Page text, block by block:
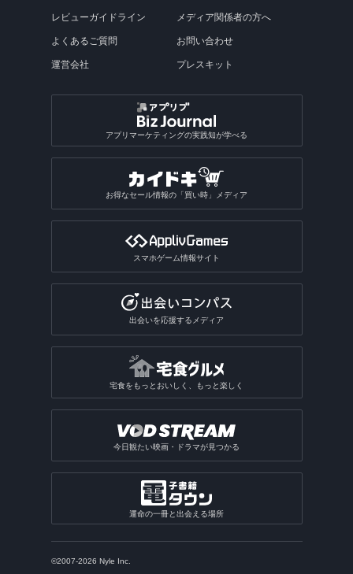
レビューガイドライン
よくあるご質問
運営会社
メディア関係者の方へ
お問い合わせ
プレスキット
アプリマーケティングの実践知が学べる
お得なセール情報の「買い時」メディア
スマホゲーム情報サイト
出会いを応援するメディア
宅食をもっとおいしく、もっと楽しく
今日観たい映画・ドラマが見つかる
運命の一冊と出会える場所
©2007-2026 Nyle Inc.